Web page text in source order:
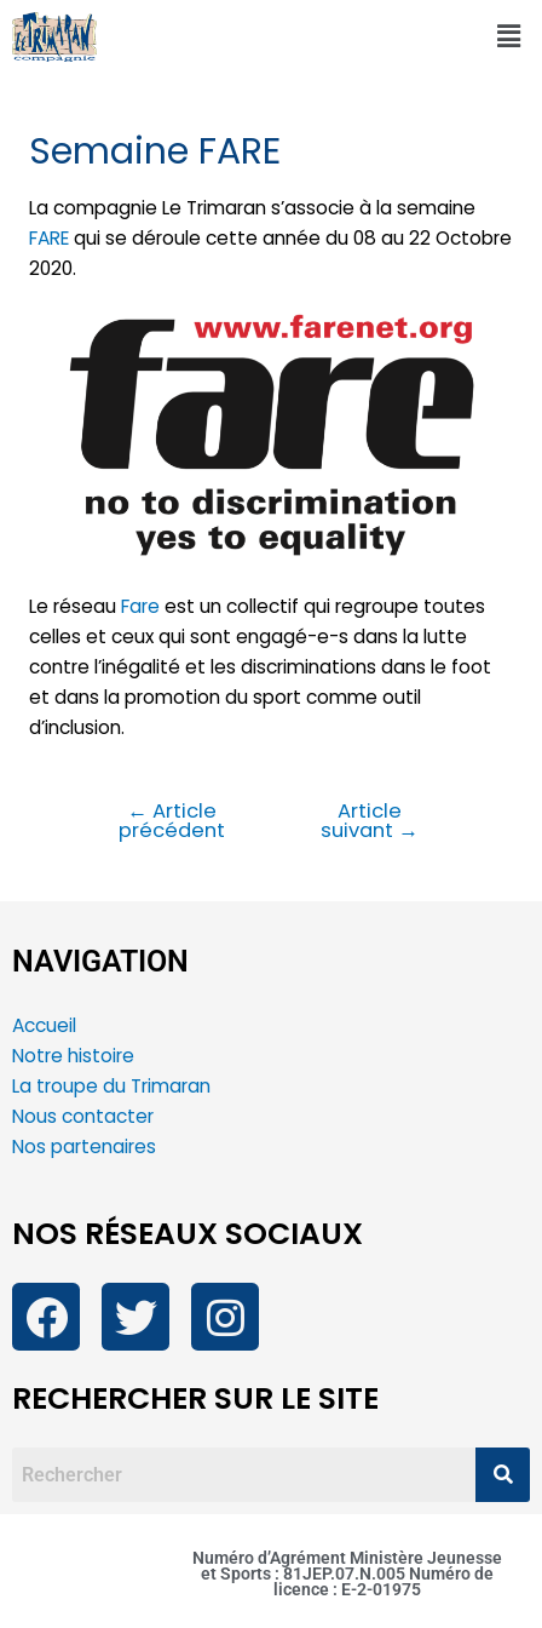
Semaine FARE
La compagnie Le Trimaran s’associe à la semaine
FAREqui se déroule cette année du 08 au 22 Octobre
2020.
Le réseauFareest un collectif qui regroupe toutes
celles et ceux qui sont engagé-e-s dans la lutte
contre l’inégalité et les discriminations dans le foot
et dans la promotion du sport comme outil
d’inclusion.
← Article
précédent
Article
suivant →
NAVIGATION
Accueil
Notre histoire
La troupe du Trimaran
Nous contacter
Nos partenaires
NOS RÉSEAUX SOCIAUX
RECHERCHER SUR LE SITE
Numéro d’Agrément Ministère Jeunesse
et Sports : 81JEP.07.N.005 Numéro de
licence : E-2-01975